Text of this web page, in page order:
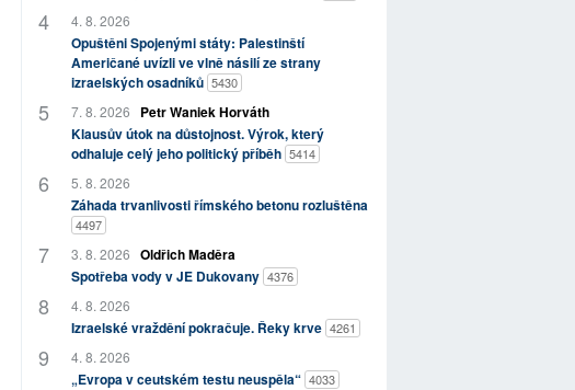
4. 8. 2026
Opuštěni Spojenými státy: Palestinští
Američané uvízli ve vlně násilí ze strany
izraelských osadníků 5430
7. 8. 2026
Petr Waniek Horváth
Klausův útok na důstojnost. Výrok, který
odhaluje celý jeho politický příběh 5414
5. 8. 2026
Záhada trvanlivosti římského betonu rozluštěna
4497
3. 8. 2026 Oldřich Maděra
Spotřeba vody v JE Dukovany 4376
4. 8. 2026
Izraelské vraždění pokračuje. Řeky krve 4261
4. 8. 2026
„Evropa v ceutském testu neuspěla“ 4033